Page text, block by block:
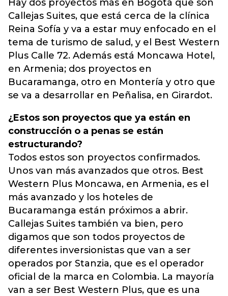
Hay dos proyectos más en Bogotá que son
Callejas Suites, que está cerca de la clínica
Reina Sofía y va a estar muy enfocado en el
tema de turismo de salud, y el Best Western
Plus Calle 72. Además está Moncawa Hotel,
en Armenia; dos proyectos en
Bucaramanga, otro en Montería y otro que
se va a desarrollar en Peñalisa, en Girardot.
¿Estos son proyectos que ya están en
construcción o a penas se están
estructurando?
Todos estos son proyectos confirmados.
Unos van más avanzados que otros. Best
Western Plus Moncawa, en Armenia, es el
más avanzado y los hoteles de
Bucaramanga están próximos a abrir.
Callejas Suites también va bien, pero
digamos que son todos proyectos de
diferentes inversionistas que van a ser
operados por Stanzia, que es el operador
oficial de la marca en Colombia. La mayoría
van a ser Best Western Plus, que es una